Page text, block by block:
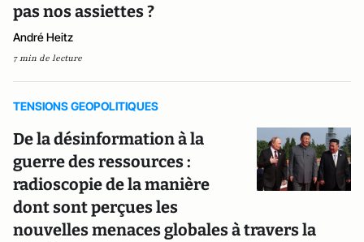
pas nos assiettes ?
André Heitz
7 min de lecture
TENSIONS GEOPOLITIQUES
De la désinformation à la
guerre des ressources :
radioscopie de la manière
dont sont perçues les
nouvelles menaces globales à travers la